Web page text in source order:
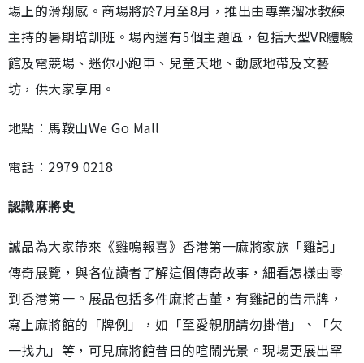
場上的滑翔感。商場將於7月至8月，推出由專業溜冰教練
主持的暑期培訓班。場內還有5個主題區，包括大型VR體驗
館及電競場、迷你小跑車、兒童天地、動感地帶及文藝
坊，供大家享用。
地點︰馬鞍山We Go Mall
電話︰2979 0218
認識麻將史
誠品為大家帶來《雞鳴報喜》香港第一麻將家族「雞記」
傳奇展覽，與各位讀者了解這個傳奇故事，細看怎樣由零
到香港第一。展品包括多件麻將古董，有雞記的告示牌，
寫上麻將館的「牌例」，如「至愛親朋請勿掛借」、「欠
一找九」等，可見麻將館昔日的喧鬧光景。現場更展出罕